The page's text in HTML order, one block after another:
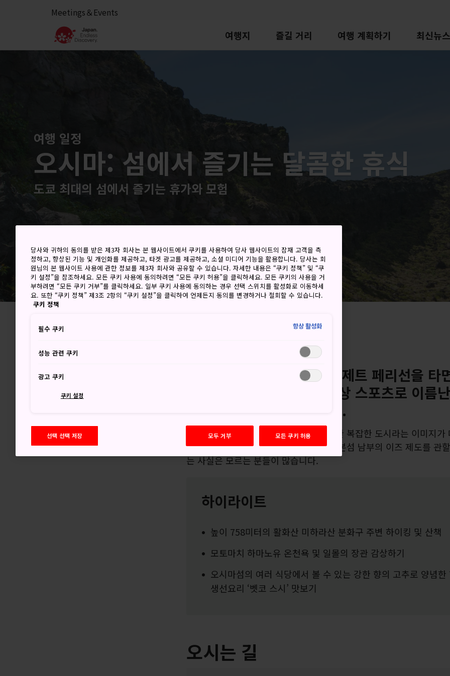
Meetings＆Events
여행지 즐길 거리 여행 계획하기 최신뉴스
여행 일정
오시마: 섬에서 즐기는 달콤한 휴식
도쿄 최대의 섬에서 즐기는 휴가와 모험
추천 체류일: 2일 여행
도쿄에서 2시간 정도 고속 제트 페리선을 타
인에게 동백꽃, 등산로, 수상 스포츠로 이름
오시마섬에 갈 수 있습니다.
도쿄라고 하면 빛나는 고층 빌딩이 가득한 복잡한 도시라는 이미지가
입니다. 하지만 도쿄가 오시마를 포함한 본섬 남부의 이즈 제도를 관
는 사실은 모르는 분들이 많습니다.
하이라이트
높이 758미터의 활화산 미하라산 분화구 주변 하이킹 및 산책
모토마치 하마노유 온천욕 및 일몰의 장관 감상하기
오시마섬의 여러 식당에서 볼 수 있는 강한 향의 고추로 양념한
생선요리 ‘벳코 스시’ 맛보기
오시는 길
당사와 귀하의 동의를 받은 제3자 회사는 본 웹사이트에서 쿠키를 사용하여 당사 웹사이트의 잠재 고객을 측
정하고, 향상된 기능 및 개인화를 제공하고, 타겟 광고를 제공하고, 소셜 미디어 기능을 활용합니다. 당사는 회
원님의 본 웹사이트 사용에 관한 정보를 제3자 회사와 공유할 수 있습니다. 자세한 내용은 “쿠키 정책” 및 “쿠
키 설정”을 참조하세요. 모든 쿠키 사용에 동의하려면 “모든 쿠키 허용”을 클릭하세요. 모든 쿠키의 사용을 거
부하려면 “모든 쿠키 거부”를 클릭하세요. 일부 쿠키 사용에 동의하는 경우 선택 스위치를 활성화로 이동하세
요. 또한 “쿠키 정책” 제3조 2항의 “쿠키 설정”을 클릭하여 언제든지 동의를 변경하거나 철회할 수 있습니다.
쿠키 정책
필수 쿠키 항상 활성화
성능 관련 쿠키
광고 쿠키
쿠키 설정
선택 선택 저장 모두 거부 모든 쿠키 허용